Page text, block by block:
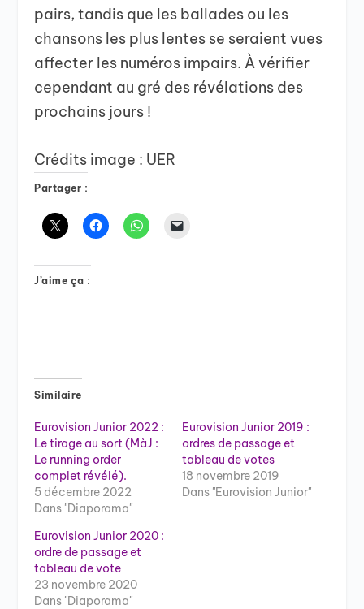
pairs, tandis que les ballades ou les
chansons les plus lentes se seraient vues
affecter les numéros impairs. À vérifier
cependant au gré des révélations des
prochains jours !
Crédits image : UER
Partager :
J’aime ça :
Similaire
Eurovision Junior 2022 :
Le tirage au sort (MàJ :
Le running order
complet révélé).
5 décembre 2022
Dans "Diaporama"
Eurovision Junior 2019 :
ordres de passage et
tableau de votes
18 novembre 2019
Dans "Eurovision Junior"
Eurovision Junior 2020 :
ordre de passage et
tableau de vote
23 novembre 2020
Dans "Diaporama"